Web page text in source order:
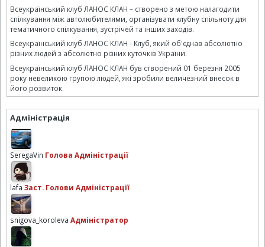
Всеукраїнський клуб ЛАНОС КЛАН – створено з метою налагодити
спілкування між автолюбителями, організувати клубну спільноту для
тематичного спілкування, зустрічей та інших заходів.
Всеукраїнський клуб ЛАНОС КЛАН - Клуб, який об'єднав абсолютно
різних людей з абсолютно різних куточків України.
Всеукраїнський клуб ЛАНОС КЛАН був створений 01 березня 2005
року невеликою групою людей, які зробили величезний внесок в
його розвиток.
Адміністрація
SeregaVin Голова Адміністрації
lafa Заст. Голови Адміністрації
snigova_koroleva Адміністратор